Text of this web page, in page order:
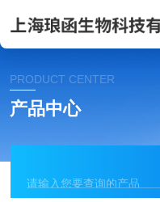
PRODUCT CENTER
产品中心